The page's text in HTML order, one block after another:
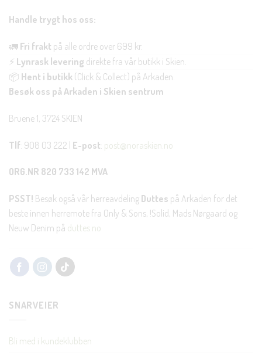
Handle trygt hos oss:
🚛 Fri frakt på alle ordre over 699 kr.
⚡ Lynrask levering direkte fra vår butikk i Skien.
📦 Hent i butikk (Click & Collect) på Arkaden.
Besøk oss på Arkaden i Skien sentrum
Bruene 1, 3724 SKIEN
Tlf: 908 03 222 | E-post: post@noraskien.no
ORG.NR 820 733 142 MVA
PSST! Besøk også vår herreavdeling Duttes på Arkaden for det
beste innen herremote fra Only & Sons, !Solid, Mads Nørgaard og
Neuw Denim på duttes.no
SNARVEIER
Bli med i kundeklubben